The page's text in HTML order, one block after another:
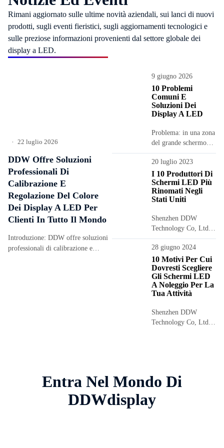
Rimani aggiornato sulle ultime novità aziendali, sui lanci di nuovi
prodotti, sugli eventi fieristici, sugli aggiornamenti tecnologici e
sulle preziose informazioni provenienti dal settore globale dei
display a LED.
• 22 luglio 2026
DDW Offre Soluzioni
Professionali Di
Calibrazione E
Regolazione Del Colore
Dei Display A LED Per
Clienti In Tutto Il Mondo
Introduzione: DDW offre soluzioni
professionali di calibrazione e
9 giugno 2026
10 Problemi
Comuni E
Soluzioni Dei
Display A LED
Problema: in una zona
del grande schermo
LED la
visualizzazione della
scheda presenta
anomalie, ad
esempio...
20 luglio 2023
I 10 Produttori Di
Schermi LED Più
Rinomati Negli
Stati Uniti
Shenzhen DDW
Technology Co, Ltd è
un'azienda con sede a
Shenzhen specializzata
nella produzione e
nello sviluppo di
schermi a LED.
Benvenuti su...
28 giugno 2024
10 Motivi Per Cui
Dovresti Scegliere
Gli Schermi LED
A Noleggio Per La
Tua Attività
Shenzhen DDW
Technology Co, Ltd è
Entra Nel Mondo Di
DDWdisplay